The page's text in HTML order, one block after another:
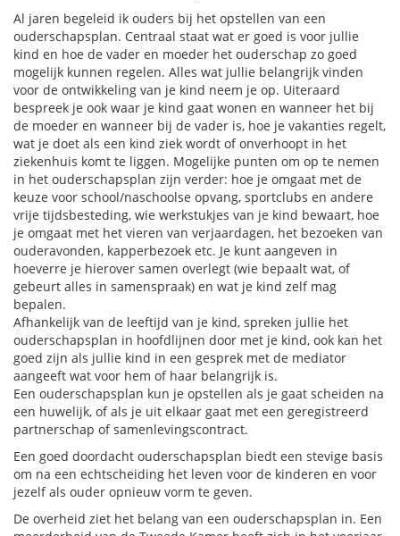
Al jaren begeleid ik ouders bij het opstellen van een
ouderschapsplan. Centraal staat wat er goed is voor jullie
kind en hoe de vader en moeder het ouderschap zo goed
mogelijk kunnen regelen. Alles wat jullie belangrijk vinden
voor de ontwikkeling van je kind neem je op. Uiteraard
bespreek je ook waar je kind gaat wonen en wanneer het bij
de moeder en wanneer bij de vader is, hoe je vakanties regelt,
wat je doet als een kind ziek wordt of onverhoopt in het
ziekenhuis komt te liggen. Mogelijke punten om op te nemen
in het ouderschapsplan zijn verder: hoe je omgaat met de
keuze voor school/naschoolse opvang, sportclubs en andere
vrije tijdsbesteding, wie werkstukjes van je kind bewaart, hoe
je omgaat met het vieren van verjaardagen, het bezoeken van
ouderavonden, kapperbezoek etc. Je kunt aangeven in
hoeverre je hierover samen overlegt (wie bepaalt wat, of
gebeurt alles in samenspraak) en wat je kind zelf mag
bepalen.
Afhankelijk van de leeftijd van je kind, spreken jullie het
ouderschapsplan in hoofdlijnen door met je kind, ook kan het
goed zijn als jullie kind in een gesprek met de mediator
aangeeft wat voor hem of haar belangrijk is.
Een ouderschapsplan kun je opstellen als je gaat scheiden na
een huwelijk, of als je uit elkaar gaat met een geregistreerd
partnerschap of samenlevingscontract.
Een goed doordacht ouderschapsplan biedt een stevige basis
om na een echtscheiding het leven voor de kinderen en voor
jezelf als ouder opnieuw vorm te geven.
De overheid ziet het belang van een ouderschapsplan in. Een